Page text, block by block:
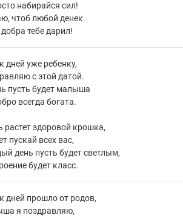
набирайся сил!
чтоб любой денек
тебе дарил!
дней уже ребенку,
с этой датой.
пусть будет малыша
всегда богата.
растет здоровой крошка,
пускай всех вас,
день пусть будет светлым,
будет класс.
дней прошло от родов,
я поздравляю,